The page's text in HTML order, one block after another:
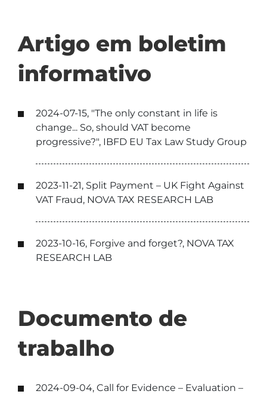
Artigo em boletim
informativo
2024-07-15, "The only constant in life is
change... So, should VAT become
progressive?", IBFD EU Tax Law Study Group
2023-11-21, Split Payment – UK Fight Against
VAT Fraud, NOVA TAX RESEARCH LAB
2023-10-16, Forgive and forget?, NOVA TAX
RESEARCH LAB
Documento de
trabalho
2024-09-04, Call for Evidence – Evaluation –